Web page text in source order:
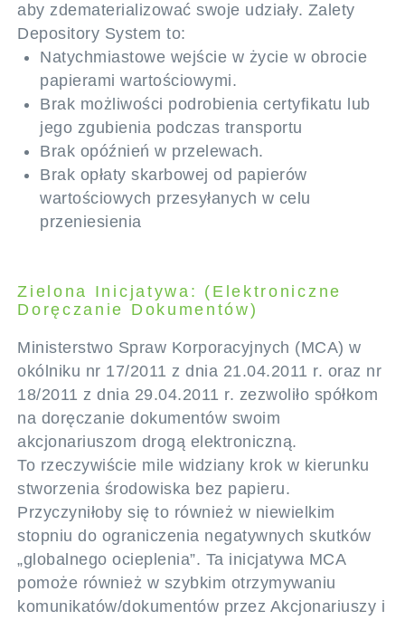
aby zdematerializować swoje udziały. Zalety
Depository System to:
Natychmiastowe wejście w życie w obrocie
papierami wartościowymi.
Brak możliwości podrobienia certyfikatu lub
jego zgubienia podczas transportu
Brak opóźnień w przelewach.
Brak opłaty skarbowej od papierów
wartościowych przesyłanych w celu
przeniesienia
Zielona Inicjatywa: (Elektroniczne
Doręczanie Dokumentów)
Ministerstwo Spraw Korporacyjnych (MCA) w
okólniku nr 17/2011 z dnia 21.04.2011 r. oraz nr
18/2011 z dnia 29.04.2011 r. zezwoliło spółkom
na doręczanie dokumentów swoim
akcjonariuszom drogą elektroniczną.
To rzeczywiście mile widziany krok w kierunku
stworzenia środowiska bez papieru.
Przyczyniłoby się to również w niewielkim
stopniu do ograniczenia negatywnych skutków
„globalnego ocieplenia”. Ta inicjatywa MCA
pomoże również w szybkim otrzymywaniu
komunikatów/dokumentów przez Akcjonariuszy i